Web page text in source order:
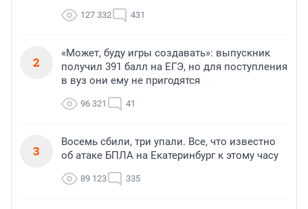
127 332 431
2
«Может, буду игры создавать»: выпускник
получил 391 балл на ЕГЭ, но для поступления
в вуз они ему не пригодятся
96 321 41
3
Восемь сбили, три упали. Все, что известно
об атаке БПЛА на Екатеринбург к этому часу
89 123 335